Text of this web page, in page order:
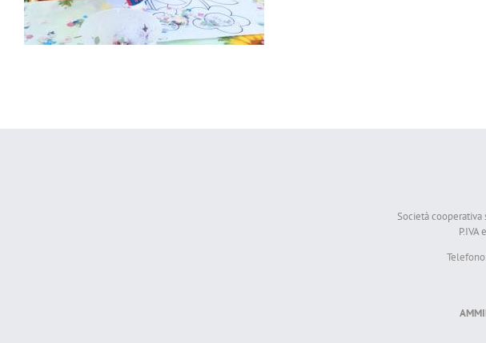
Società cooperativa
P.IVA